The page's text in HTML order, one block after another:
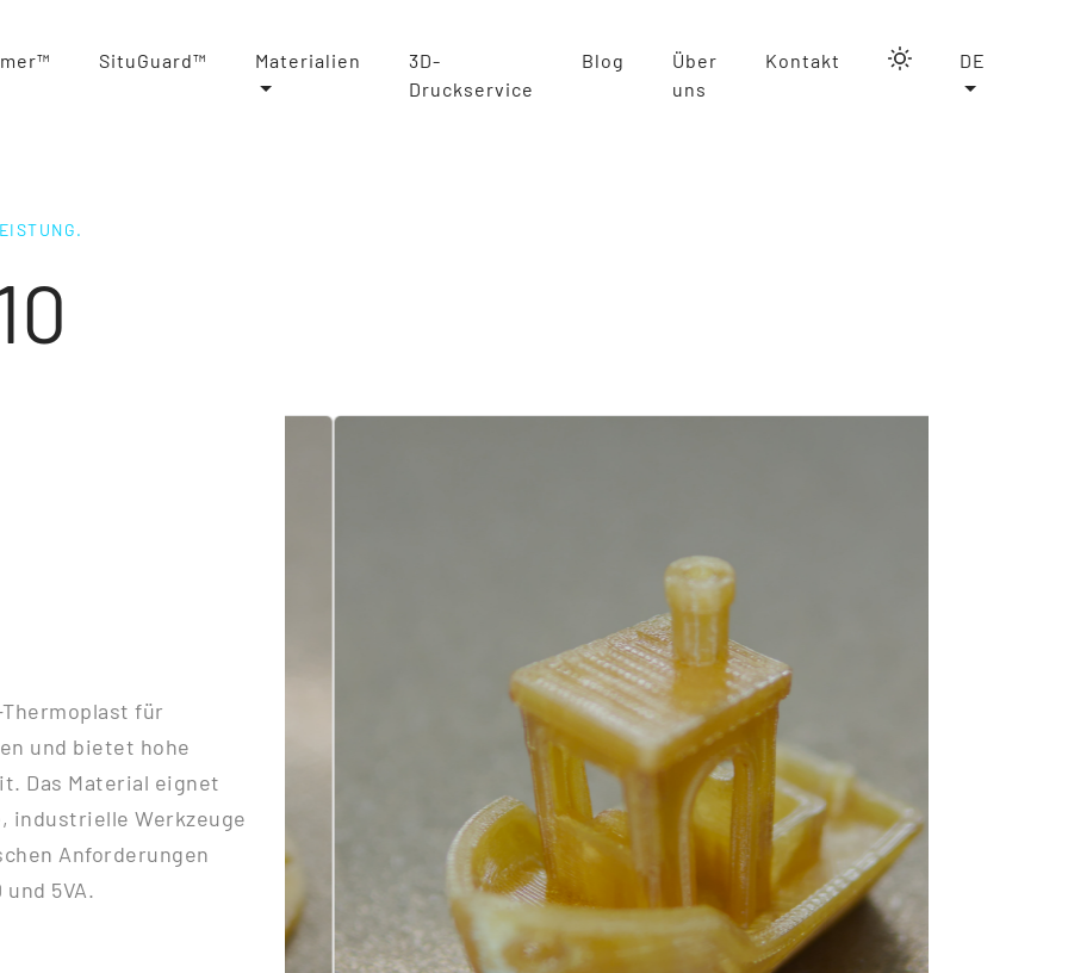
SituGuard™ Materialien
3D-
Druckservice
Blog
Über
uns
Kontakt DE
für
und bietet hohe
Das Material eignet
industrielle Werkzeuge
Anforderungen
5VA.